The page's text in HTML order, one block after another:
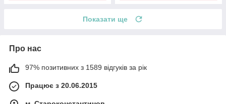
Показати ще
Про нас
97% позитивних з 1589 відгуків за рік
Працює з 20.06.2015